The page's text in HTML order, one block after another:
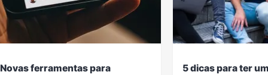
Novas ferramentas para
5 dicas para ter